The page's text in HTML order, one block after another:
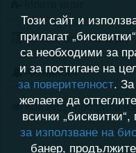
Хронология на игри
Активност
Кой видя профила
Този сайт и
прилагат
са необходими за
и за постигане на
за поверителност.
желаете да
всички
за използване на
банер,